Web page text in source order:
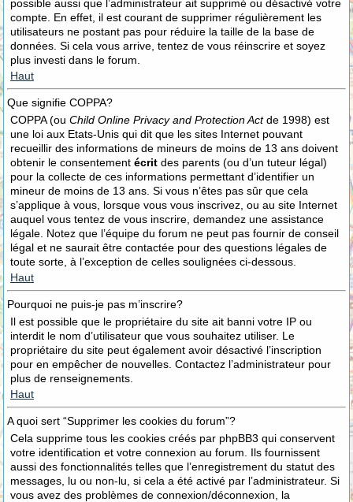
possible aussi que l’administrateur ait supprimé ou désactivé votre
compte. En effet, il est courant de supprimer régulièrement les
utilisateurs ne postant pas pour réduire la taille de la base de
données. Si cela vous arrive, tentez de vous réinscrire et soyez
plus investi dans le forum.
Haut
Que signifie COPPA?
COPPA (ou Child Online Privacy and Protection Actde 1998) est
une loi aux Etats-Unis qui dit que les sites Internet pouvant
recueillir des informations de mineurs de moins de 13 ans doivent
obtenir le consentement écrit des parents (ou d’un tuteur légal)
pour la collecte de ces informations permettant d’identifier un
mineur de moins de 13 ans. Si vous n’êtes pas sûr que cela
s’applique à vous, lorsque vous vous inscrivez, ou au site Internet
auquel vous tentez de vous inscrire, demandez une assistance
légale. Notez que l’équipe du forum ne peut pas fournir de conseil
légal et ne saurait être contactée pour des questions légales de
toute sorte, à l’exception de celles soulignées ci-dessous.
Haut
Pourquoi ne puis-je pas m’inscrire?
Il est possible que le propriétaire du site ait banni votre IP ou
interdit le nom d’utilisateur que vous souhaitez utiliser. Le
propriétaire du site peut également avoir désactivé l’inscription
pour en empêcher de nouvelles. Contactez l’administrateur pour
plus de renseignements.
Haut
A quoi sert “Supprimer les cookies du forum”?
Cela supprime tous les cookies créés par phpBB3 qui conservent
votre identification et votre connexion au forum. Ils fournissent
aussi des fonctionnalités telles que l’enregistrement du statut des
messages, lu ou non-lu, si cela a été activé par l’administrateur. Si
vous avez des problèmes de connexion/déconnexion, la